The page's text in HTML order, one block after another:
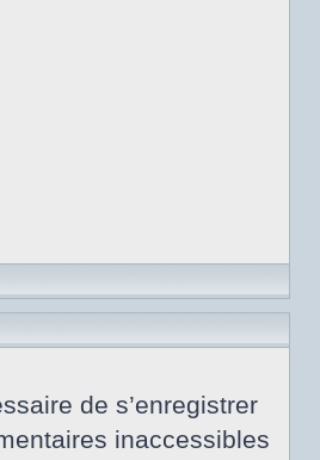
de s’enregistrer
inaccessibles